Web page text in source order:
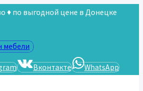
♦ по выгодной цене в Донецке
мебели
Вконтакте WhatsApp